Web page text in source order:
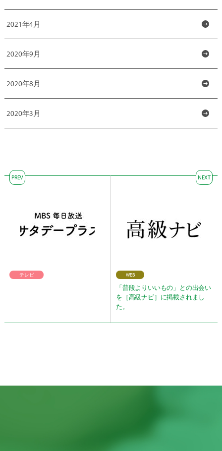
2021年4月
2020年9月
2020年8月
2020年3月
PREV
テレビ
NEXT
WEB
「普段よりいいもの」との出会い
を［高級ナビ］に掲載されまし
た。